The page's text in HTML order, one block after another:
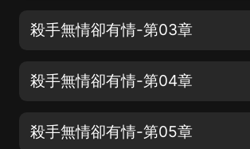
殺手無情卻有情-第03章
殺手無情卻有情-第04章
殺手無情卻有情-第05章